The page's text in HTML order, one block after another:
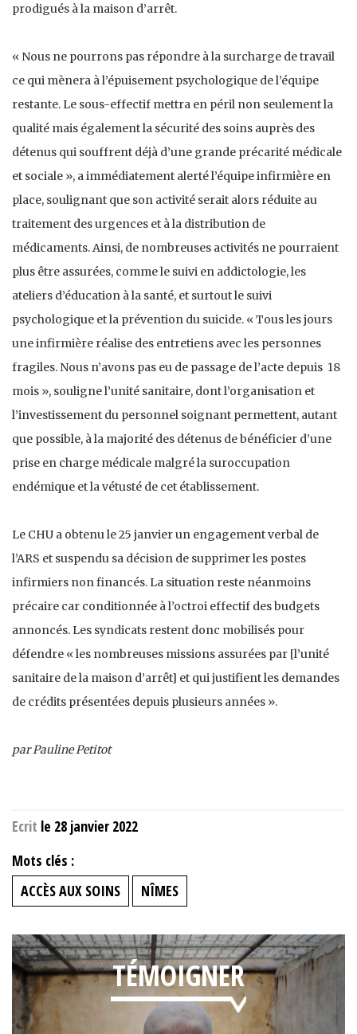
prodigués à la maison d’arrêt.
« Nous ne pourrons pas répondre à la surcharge de travail
ce qui mènera à l’épuisement psychologique de l’équipe
restante. Le sous-effectif mettra en péril non seulement la
qualité mais également la sécurité des soins auprès des
détenus qui souffrent déjà d’une grande précarité médicale
et sociale », a immédiatement alerté l’équipe infirmière en
place, soulignant que son activité serait alors réduite au
traitement des urgences et à la distribution de
médicaments. Ainsi, de nombreuses activités ne pourraient
plus être assurées, comme le suivi en addictologie, les
ateliers d’éducation à la santé, et surtout le suivi
psychologique et la prévention du suicide. « Tous les jours
une infirmière réalise des entretiens avec les personnes
fragiles. Nous n’avons pas eu de passage de l’acte depuis 18
mois », souligne l’unité sanitaire, dont l’organisation et
l’investissement du personnel soignant permettent, autant
que possible, à la majorité des détenus de bénéficier d’une
prise en charge médicale malgré la suroccupation
endémique et la vétusté de cet établissement.
Le CHU a obtenu le 25 janvier un engagement verbal de
l’ARS et suspendu sa décision de supprimer les postes
infirmiers non financés. La situation reste néanmoins
précaire car conditionnée à l’octroi effectif des budgets
annoncés. Les syndicats restent donc mobilisés pour
défendre « les nombreuses missions assurées par [l’unité
sanitaire de la maison d’arrêt] et qui justifient les demandes
de crédits présentées depuis plusieurs années ».
par Pauline Petitot
Ecrit le 28 janvier 2022
Mots clés :
ACCÈS AUX SOINS
NÎMES
TÉMOIGNER